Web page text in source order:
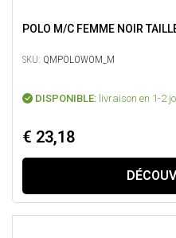
POLO M/C FEMME NOIR
SKU: QMPOLOWOM_M
DISPONIBLE: livraison en 1-2
€ 23,18